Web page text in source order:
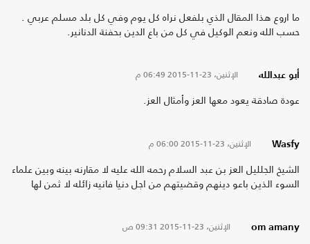
ما اروع هذا المقال الذي بلفعل نراه كل يوم وفي كل بلد مسلم عربي .
حسب الله ونعم الوكيل في كل من باع الدين بحفنة الدنانير.
أبو عبدالله الإثنين، 23-11-2015 06:49 م
عودة صادقة يعود معها العز وأمثال العز.
Wasfy الإثنين، 23-11-2015 06:00 م
الشيخ الجلليل العز بن عبد السلام رحمه الله عليه لا مقارنه بينه وبين علماء
السوء الذين باعو دينهم وقضيتهم من اجل دنيا فانيه زائله لا ثمن لها
om amany الإثنين، 23-11-2015 09:31 ص